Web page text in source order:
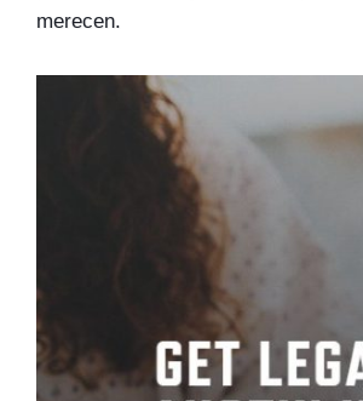
merecen.